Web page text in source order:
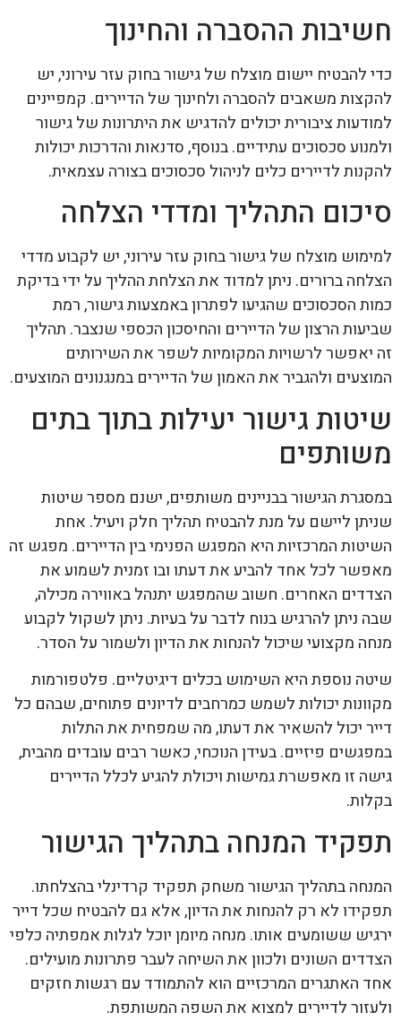
חשיבות ההסברה והחינוך
כדי להבטיח יישום מוצלח של גישור בחוק עזר עירוני, יש
להקצות משאבים להסברה ולחינוך של הדיירים. קמפיינים
למודעות ציבורית יכולים להדגיש את היתרונות של גישור
ולמנוע סכסוכים עתידיים. בנוסף, סדנאות והדרכות יכולות
להקנות לדיירים כלים לניהול סכסוכים בצורה עצמאית.
סיכום התהליך ומדדי הצלחה
למימוש מוצלח של גישור בחוק עזר עירוני, יש לקבוע מדדי
הצלחה ברורים. ניתן למדוד את הצלחת ההליך על ידי בדיקת
כמות הסכסוכים שהגיעו לפתרון באמצעות גישור, רמת
שביעות הרצון של הדיירים והחיסכון הכספי שנצבר. תהליך
זה יאפשר לרשויות המקומיות לשפר את השירותים
המוצעים ולהגביר את האמון של הדיירים במנגנונים המוצעים.
שיטות גישור יעילות בתוך בתים
משותפים
במסגרת הגישור בבניינים משותפים, ישנם מספר שיטות
שניתן ליישם על מנת להבטיח תהליך חלק ויעיל. אחת
השיטות המרכזיות היא המפגש הפנימי בין הדיירים. מפגש זה
מאפשר לכל אחד להביע את דעתו ובו זמנית לשמוע את
הצדדים האחרים. חשוב שהמפגש יתנהל באווירה מכילה,
שבה ניתן להרגיש בנוח לדבר על בעיות. ניתן לשקול לקבוע
מנחה מקצועי שיכול להנחות את הדיון ולשמור על הסדר.
שיטה נוספת היא השימוש בכלים דיגיטליים. פלטפורמות
מקוונות יכולות לשמש כמרחבים לדיונים פתוחים, שבהם כל
דייר יכול להשאיר את דעתו, מה שמפחית את התלות
במפגשים פיזיים. בעידן הנוכחי, כאשר רבים עובדים מהבית,
גישה זו מאפשרת גמישות ויכולת להגיע לכלל הדיירים
בקלות.
תפקיד המנחה בתהליך הגישור
המנחה בתהליך הגישור משחק תפקיד קרדינלי בהצלחתו.
תפקידו לא רק להנחות את הדיון, אלא גם להבטיח שכל דייר
ירגיש ששומעים אותו. מנחה מיומן יוכל לגלות אמפתיה כלפי
הצדדים השונים ולכוון את השיחה לעבר פתרונות מועילים.
אחד האתגרים המרכזיים הוא להתמודד עם רגשות חזקים
ולעזור לדיירים למצוא את השפה המשותפת.